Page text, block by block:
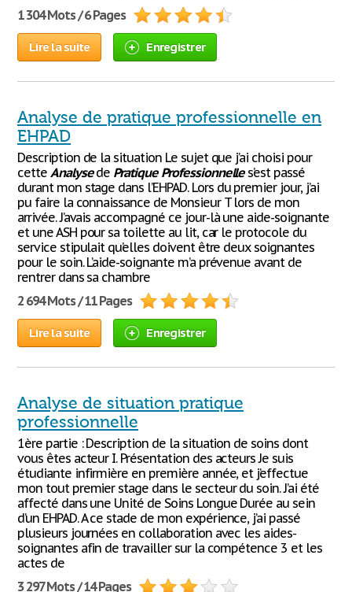
1 304 Mots / 6 Pages
Lire la suite Enregistrer
Analyse de pratique professionnelle en
EHPAD
Description de la situation Le sujet que j’ai choisi pour
cette Analysede Pratique Professionnelles’est passé
durant mon stage dans l’EHPAD. Lors du premier jour, j’ai
pu faire la connaissance de Monsieur T lors de mon
arrivée. J’avais accompagné ce jour-là une aide-soignante
et une ASH pour sa toilette au lit, car le protocole du
service stipulait qu’elles doivent être deux soignantes
pour le soin. L’aide-soignante m’a prévenue avant de
rentrer dans sa chambre
2 694 Mots / 11 Pages
Lire la suite Enregistrer
Analyse de situation pratique
professionnelle
1ère partie : Description de la situation de soins dont
vous êtes acteur I. Présentation des acteurs Je suis
étudiante infirmière en première année, et j’effectue
mon tout premier stage dans le secteur du soin. J’ai été
affecté dans une Unité de Soins Longue Durée au sein
d’un EHPAD. A ce stade de mon expérience, j’ai passé
plusieurs journées en collaboration avec les aides-
soignantes afin de travailler sur la compétence 3 et les
actes de
3 297 Mots / 14 Pages